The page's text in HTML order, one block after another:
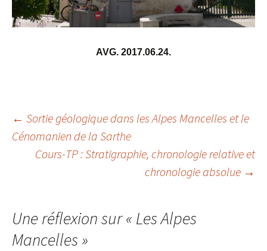
AVG. 2017.06.24.
Navigation
← Sortie géologique dans les Alpes Mancelles et le
Cénomanien de la Sarthe
Cours-TP : Stratigraphie, chronologie relative et
chronologie absolue →
Une réflexion sur « Les Alpes
Mancelles»